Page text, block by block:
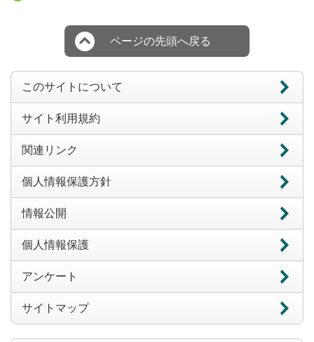
ページの先頭へ戻る
このサイトについて
サイト利用規約
関連リンク
個人情報保護方針
情報公開
個人情報保護
アンケート
サイトマップ